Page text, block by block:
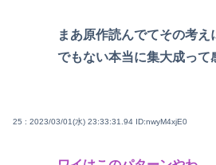
まあ原作読んでてその考
でもない本当に集大成って
25 : 2023/03/01(水) 23:33:31.94 ID:nwyM4xjE0